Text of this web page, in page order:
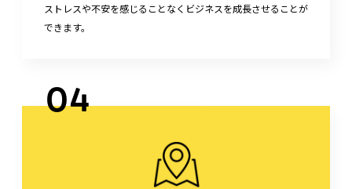
ストレスや不安を感じることなくビジネスを成長させることが
できます。
04